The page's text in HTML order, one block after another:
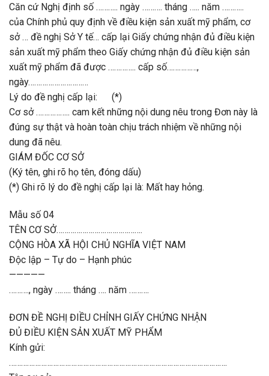
Căn cứ Nghị định số ……….. ngày ………. tháng ….. năm ………..
của Chính phủ quy định về điều kiện sản xuất mỹ phẩm, cơ
sở … đề nghị Sở Y tế… cấp lại Giấy chứng nhận đủ điều kiện
sản xuất mỹ phẩm theo Giấy chứng nhận đủ điều kiện sản
xuất mỹ phẩm đã được ………….. cấp số……………,
ngày…………………………
Lý do đề nghị cấp lại: (*)
Cơ sở …………….. cam kết những nội dung nêu trong Đơn này là
đúng sự thật và hoàn toàn chịu trách nhiệm về những nội
dung đã nêu.
GIÁM ĐỐC CƠ SỞ
(Ký tên, ghi rõ họ tên, đóng dấu)
(*) Ghi rõ lý do đề nghị cấp lại là: Mất hay hỏng.
Mẫu số 04
TÊN CƠ SỞ…………………………………….
CỘNG HÒA XÃ HỘI CHỦ NGHĨA VIỆT NAM
Độc lập – Tự do – Hạnh phúc
—————
………., ngày …….. tháng …. năm ……….
ĐƠN ĐỀ NGHỊ ĐIỀU CHỈNH GIẤY CHỨNG NHẬN
ĐỦ ĐIỀU KIỆN SẢN XUẤT MỸ PHẨM
Kính gửi:
……………………………………………………………………………………………….